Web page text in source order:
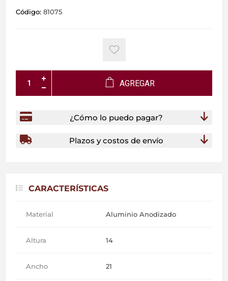
Código: 81075
AGREGAR
¿Cómo lo puedo pagar?
Plazos y costos de envío
CARACTERÍSTICAS
Material Aluminio Anodizado
Altura 14
Ancho 21